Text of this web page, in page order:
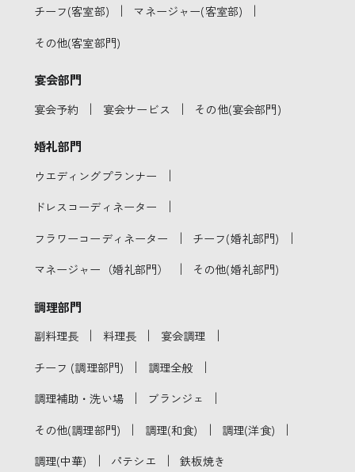
チーフ(客室部) ｜ マネージャー(客室部) ｜
その他(客室部門)
宴会部門
宴会予約 ｜ 宴会サービス ｜ その他(宴会部門)
婚礼部門
ウエディングプランナー ｜
ドレスコーディネーター ｜
フラワーコーディネーター ｜ チーフ(婚礼部門) ｜
マネージャー（婚礼部門） ｜ その他(婚礼部門)
調理部門
副料理長 ｜ 料理長 ｜ 宴会調理 ｜
チーフ (調理部門) ｜ 調理全般 ｜
調理補助・洗い場 ｜ ブランジェ ｜
その他(調理部門) ｜ 調理(和食) ｜ 調理(洋食) ｜
調理(中華) ｜ パテシエ ｜ 鉄板焼き